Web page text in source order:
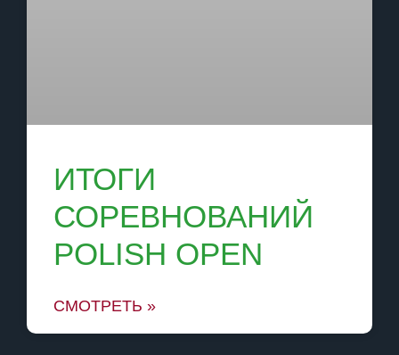
ИТОГИ
СОРЕВНОВАНИЙ
POLISH OPEN
СМОТРЕТЬ »